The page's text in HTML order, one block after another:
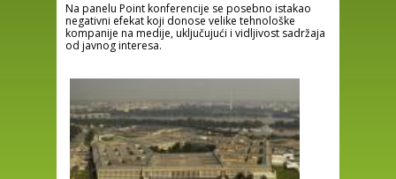
Na panelu Point konferencije se posebno istakao
negativni efekat koji donose velike tehnološke
kompanije na medije, uključujući i vidljivost sadržaja
od javnog interesa.